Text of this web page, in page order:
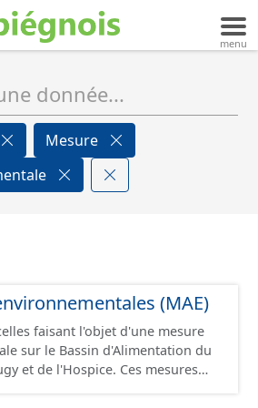
Mesure
(MAE)
faisant l'objet d'une mesure
sur le Bassin d'Alimentation du
l'Hospice. Ces mesures